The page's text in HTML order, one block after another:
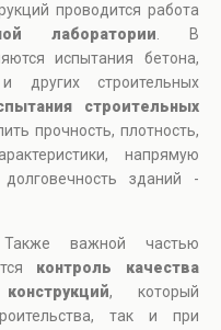
проводится работа
лаборатории . В
испытания бетона,
других строительных
строительных
прочность, плотность,
напрямую
зданий -
важной частью
контроль качества
, который
так и при